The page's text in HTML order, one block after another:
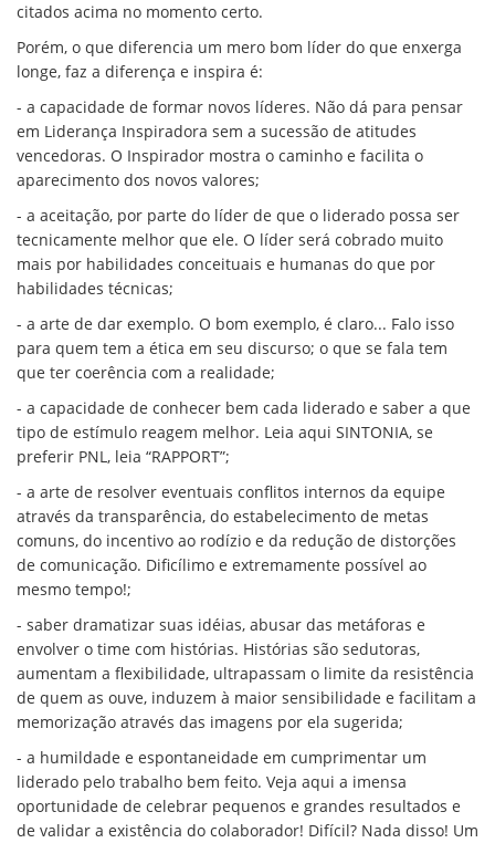
citados acima no momento certo.
Porém, o que diferencia um mero bom líder do que enxerga
longe, faz a diferença e inspira é:
- a capacidade de formar novos líderes. Não dá para pensar
em Liderança Inspiradora sem a sucessão de atitudes
vencedoras. O Inspirador mostra o caminho e facilita o
aparecimento dos novos valores;
- a aceitação, por parte do líder de que o liderado possa ser
tecnicamente melhor que ele. O líder será cobrado muito
mais por habilidades conceituais e humanas do que por
habilidades técnicas;
- a arte de dar exemplo. O bom exemplo, é claro... Falo isso
para quem tem a ética em seu discurso; o que se fala tem
que ter coerência com a realidade;
- a capacidade de conhecer bem cada liderado e saber a que
tipo de estímulo reagem melhor. Leia aqui SINTONIA, se
preferir PNL, leia “RAPPORT”;
- a arte de resolver eventuais conflitos internos da equipe
através da transparência, do estabelecimento de metas
comuns, do incentivo ao rodízio e da redução de distorções
de comunicação. Dificílimo e extremamente possível ao
mesmo tempo!;
- saber dramatizar suas idéias, abusar das metáforas e
envolver o time com histórias. Histórias são sedutoras,
aumentam a flexibilidade, ultrapassam o limite da resistência
de quem as ouve, induzem à maior sensibilidade e facilitam a
memorização através das imagens por ela sugerida;
- a humildade e espontaneidade em cumprimentar um
liderado pelo trabalho bem feito. Veja aqui a imensa
oportunidade de celebrar pequenos e grandes resultados e
de validar a existência do colaborador! Difícil? Nada disso! Um